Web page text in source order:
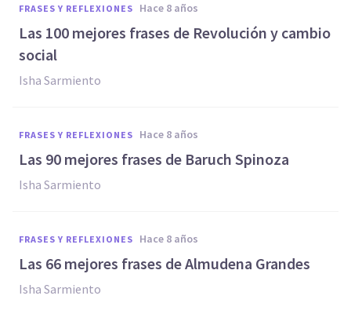
FRASES Y REFLEXIONES hace 8 años
Las 100 mejores frases de Revolución y cambio
social
Isha Sarmiento
FRASES Y REFLEXIONES hace 8 años
Las 90 mejores frases de Baruch Spinoza
Isha Sarmiento
FRASES Y REFLEXIONES hace 8 años
Las 66 mejores frases de Almudena Grandes
Isha Sarmiento